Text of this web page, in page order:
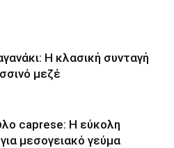
Η κλασική συνταγή
μεζέ
caprese: Η εύκολη
μεσογειακό γεύμα